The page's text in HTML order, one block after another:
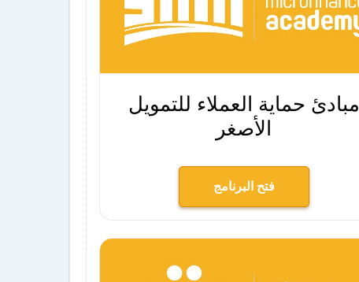
مبادئ حماية العملاء للتمويل
الأصغر
فتح البرنامج